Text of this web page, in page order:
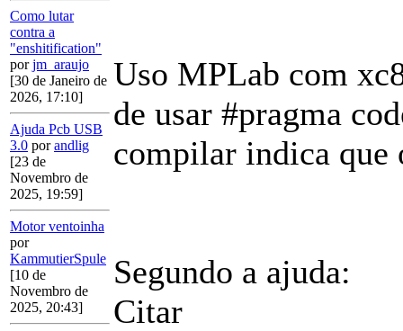
Como lutar
contra a
"enshitification"
porjm_araujo
[30 de Janeiro de
2026, 17:10]
Ajuda Pcb USB
3.0 porandlig
[23 de
Novembro de
2025, 19:59]
Motor ventoinha
por
KammutierSpule
[10 de
Novembro de
2025, 20:43]
Uso MPLab com
de usar #pragma
compilar indica que
Segundo a ajuda:
Citar